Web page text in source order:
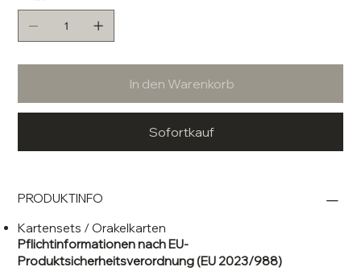
In den Warenkorb
Sofortkauf
PRODUKTINFO
Kartensets / Orakelkarten
Pflichtinformationen nach EU-
Produktsicherheitsverordnung (EU 2023/988)